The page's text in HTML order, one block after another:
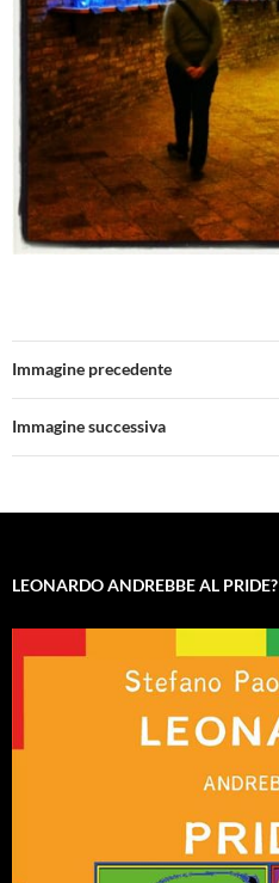
Immagine precedente
Immagine successiva
LEONARDO ANDREBBE AL PRIDE?